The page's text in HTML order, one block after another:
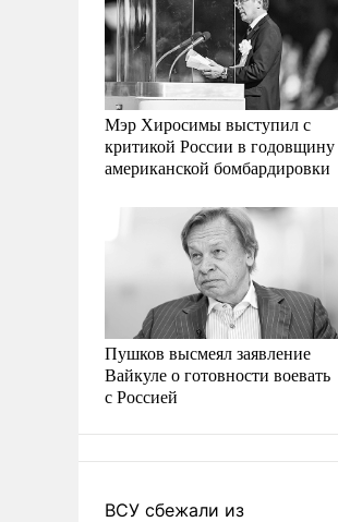
Мэр Хиросимы выступил с
критикой России в годовщину
американской бомбардировки
Пушков высмеял заявление
Вайкуле о готовности воевать
с Россией
ВСУ сбежали из